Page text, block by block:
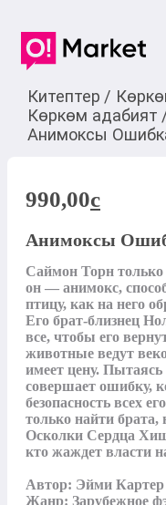
Китептер /
Көркөм адабият
Анимоксы
990,00c
Анимоксы
Саймон Торн
он — анимокс,
птицу, как на него
Его брат-близнец
все, чтобы его
животные ведут
имеет цену.
совершает ошибку,
безопасность всех
только найти брата,
Осколки Сердца
кто жаждет власти
Автор: Эйми Картер
Жанр: Зарубежное